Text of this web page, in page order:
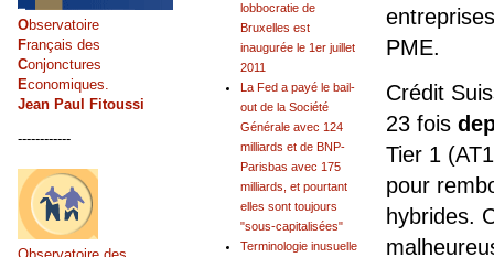
PME.
Crédit
23 fois
Tier 1
pour
hybrides.
lobbocratie de
Bruxelles est
inaugurée le 1er juillet
2011
La Fed a payé le bail-
out de la Société
Générale avec 124
milliards et de BNP-
Parisbas avec 175
milliards, et pourtant
elles sont toujours
"sous-capitalisées"
Terminologie inusuelle
Observatoire
Français des
Conjonctures
Economiques.
Jean Paul Fitoussi
------------